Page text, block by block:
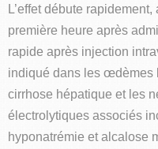
L’effet débute
première heure après
rapide après injection
indiqué dans les œdèmes
cirrhose hépatique et les
électrolytiques associés
hyponatrémie et alcalose